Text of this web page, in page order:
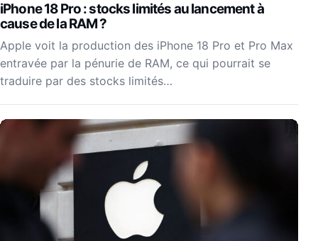
iPhone 18 Pro : stocks limités au lancement à
cause de la RAM ?
Apple voit la production des iPhone 18 Pro et Pro Max
entravée par la pénurie de RAM, ce qui pourrait se
traduire par des stocks limités…